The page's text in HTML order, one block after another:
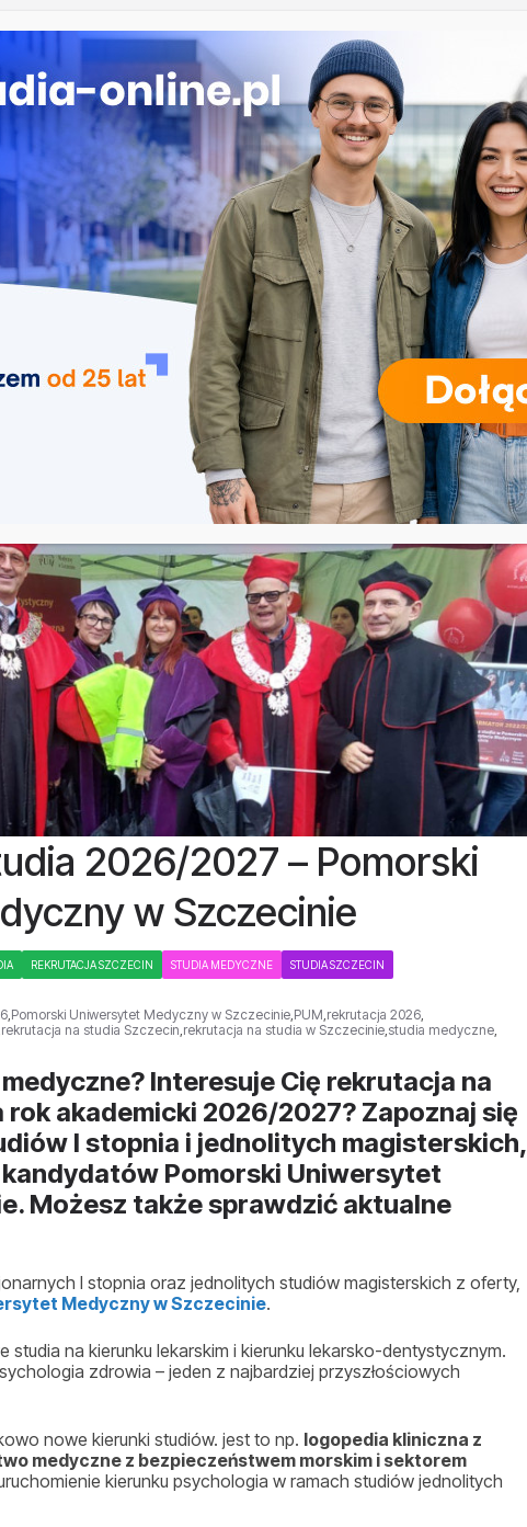
Zarządzanie w Gorzowie Wielkopolskim
Turystyka i rekreacja w Częstochowie
Energetyka w Koszalinie
Praca socjalna – Akademia Pedagogiki Specjalnej w Warszawie
RODZAJE STUDIÓW REKRUTACJA DRZWI OTWARTE
2026/2027 – Pomorski
w Szczecinie
REKRUTACJA SZCZECIN STUDIA MEDYCZNE STUDIA SZCZECIN
Pomorski Uniwersytet Medyczny w Szczecinie PUM rekrutacja 2026
rekrutacja na studia Szczecin rekrutacja na studia w Szczecinie studia medyczne
Interesuje Cię rekrutacja na
akademicki 2026/2027? Zapoznaj się
I stopnia i jednolitych magisterskich,
Pomorski Uniwersytet
Możesz także sprawdzić aktualne
I stopnia oraz jednolitych studiów magisterskich z oferty,
Medyczny w Szczecinie.
na kierunku lekarskim i kierunku lekarsko-dentystycznym.
zdrowia – jeden z najbardziej przyszłościowych
nowe kierunki studiów. jest to np. logopedia kliniczna z
medyczne z bezpieczeństwem morskim i sektorem
kierunku psychologia w ramach studiów jednolitych